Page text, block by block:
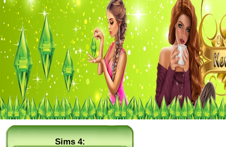
Sims 4: